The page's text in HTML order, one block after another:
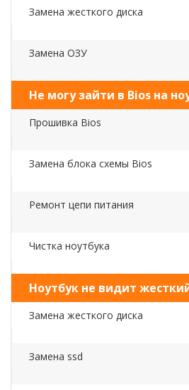
Замена жесткого диска
Замена ОЗУ
Не могу зайти в Bios на
Прошивка Bios
Замена блока схемы Bios
Ремонт цепи питания
Чистка ноутбука
Ноутбук не видит
Замена жесткого диска
Замена ssd